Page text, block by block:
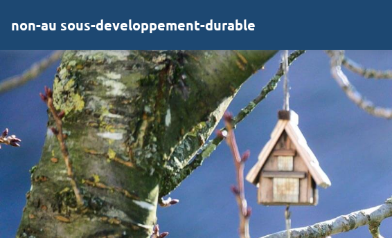
non-au sous-developpement-durable